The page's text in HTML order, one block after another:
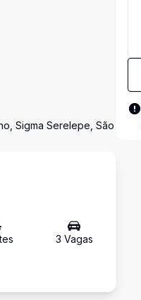
Sigma Serelepe, São
s 3 Vagas